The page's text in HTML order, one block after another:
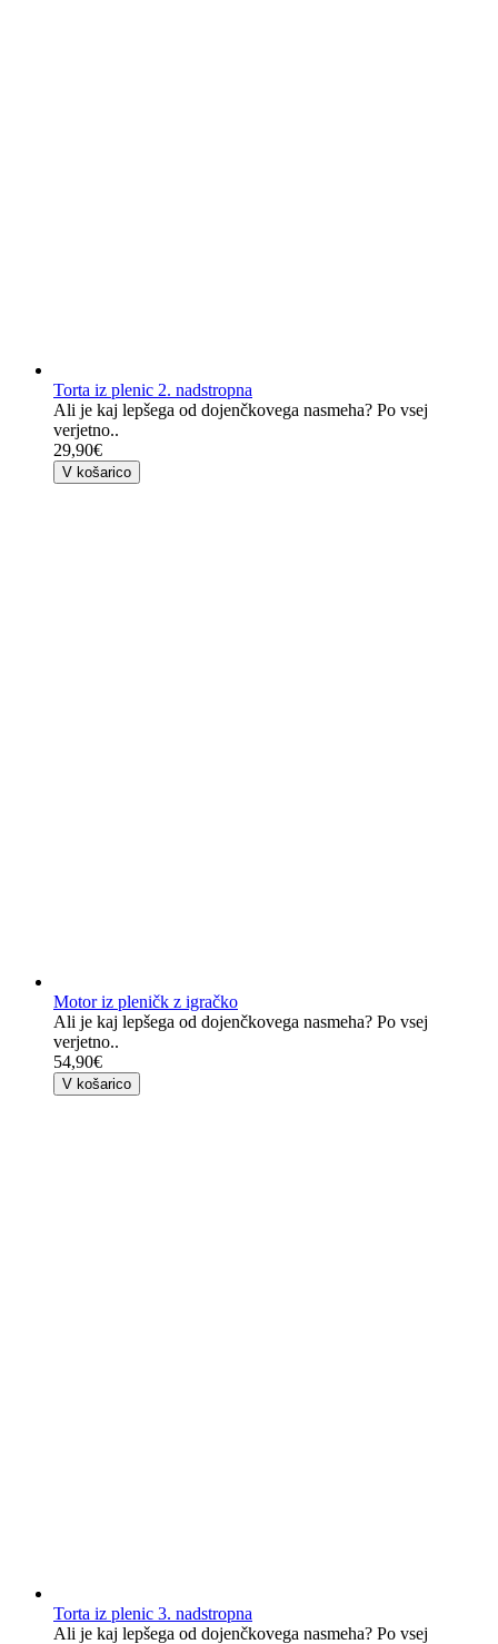
Torta iz plenic 2. nadstropna
Ali je kaj lepšega od dojenčkovega nasmeha? Po vsej
verjetno..
29,90€
Motor iz pleničk z igračko
Ali je kaj lepšega od dojenčkovega nasmeha? Po vsej
verjetno..
54,90€
Torta iz plenic 3. nadstropna
Ali je kaj lepšega od dojenčkovega nasmeha? Po vsej